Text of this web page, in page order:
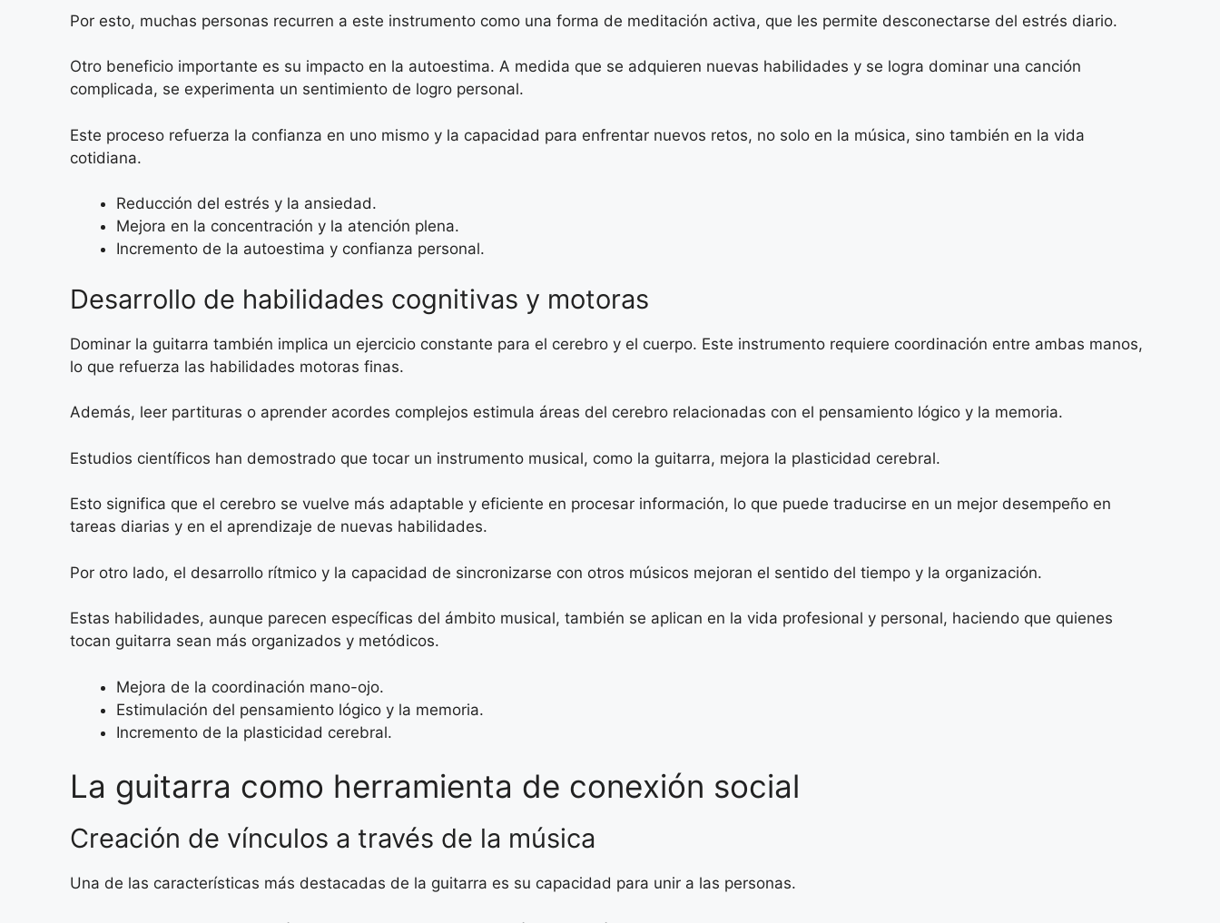
Por esto, muchas personas recurren a este instrumento como una forma de meditación activa, que les permite desconectarse del estrés diario.
Otro beneficio importante es su impacto en la autoestima. A medida que se adquieren nuevas habilidades y se logra dominar una canción
complicada, se experimenta un sentimiento de logro personal.
Este proceso refuerza la confianza en uno mismo y la capacidad para enfrentar nuevos retos, no solo en la música, sino también en la vida
cotidiana.
Reducción del estrés y la ansiedad.
Mejora en la concentración y la atención plena.
Incremento de la autoestima y confianza personal.
Desarrollo de habilidades cognitivas y motoras
Dominar la guitarra también implica un ejercicio constante para el cerebro y el cuerpo. Este instrumento requiere coordinación entre ambas manos,
lo que refuerza las habilidades motoras finas.
Además, leer partituras o aprender acordes complejos estimula áreas del cerebro relacionadas con el pensamiento lógico y la memoria.
Estudios científicos han demostrado que tocar un instrumento musical, como la guitarra, mejora la plasticidad cerebral.
Esto significa que el cerebro se vuelve más adaptable y eficiente en procesar información, lo que puede traducirse en un mejor desempeño en
tareas diarias y en el aprendizaje de nuevas habilidades.
Por otro lado, el desarrollo rítmico y la capacidad de sincronizarse con otros músicos mejoran el sentido del tiempo y la organización.
Estas habilidades, aunque parecen específicas del ámbito musical, también se aplican en la vida profesional y personal, haciendo que quienes
tocan guitarra sean más organizados y metódicos.
Mejora de la coordinación mano-ojo.
Estimulación del pensamiento lógico y la memoria.
Incremento de la plasticidad cerebral.
La guitarra como herramienta de conexión social
Creación de vínculos a través de la música
Una de las características más destacadas de la guitarra es su capacidad para unir a las personas.